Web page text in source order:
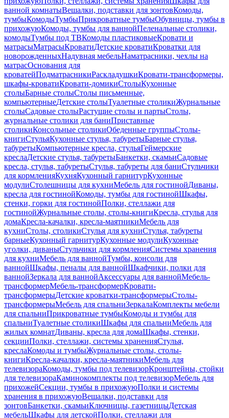
ванной комнатыВешалки, подставки для зонтовКомоды,
тумбыКомодыТумбыПрикроватные тумбыОбувницы, тумбы в
прихожуюКомоды, тумбы для ваннойПеленальные столики,
комодыТумбы под ТВКомоды пластиковыеКровати и
матрасыМатрасыКроватиДетские кроватиКроватки для
новорожденныхНадувная мебельНаматрасники, чехлы на
матрасОснования для
кроватейПодматрасникиРаскладушкиКровати-трансформеры,
шкафы-кроватиКровати-домикиСтолыКухонные
столыБарные столыСтолы письменные,
компьютерныеДетские столыТуалетные столикиЖурнальные
столыСадовые столыРастущие столы и партыСтолы,
журнальные столики для баниПриставные
столикиКонсольные столикиОбеденные группыСтолы-
книгиСтульяКухонные стулья, табуретыБарные стулья,
табуретыКомпьютерные кресла, стульяГеймерские
креслаДетские стулья, табуретыБанкетки, скамьиСадовые
кресла, стулья, табуретыСтулья, табуреты для баниСтульчики
для кормленияКухняКухонный гарнитурКухонные
модулиСтолешницы для кухниМебель для гостинойДиваны,
кресла для гостинойКомоды, тумбы для гостинойШкафы,
стенки, горки для гостинойПолки, стеллажи для
гостинойЖурнальные столы, столы-книгиКресла, стулья для
домаКресла-качалки, кресла-маятникиМебель для
кухниСтолы, столикиСтулья для кухниСтулья, табуреты
барныеКухонный гарнитурКухонные модулиКухонные
уголки, диваныСтульчики для кормленияСистемы хранения
для кухниМебель для ваннойТумбы, консоли для
ваннойШкафы, пеналы для ваннойШкафчики, полки для
ваннойЗеркала для ваннойАксессуары для ваннойМебель-
трансформерМебель-трансформерКровати-
трансформерыДетские кроватки-трансформерыСтолы-
трансформерыМебель для спальниЗеркалаКомплекты мебели
для спальниПрикроватные тумбыКомоды и тумбы для
спальниТуалетные столикиШкафы для спальниМебель для
жилых комнатДиваны, кресла для домаШкафы, стенки,
секцииПолки, стеллажи, системы храненияСтулья,
креслаКомоды и тумбыЖурнальные столы, столы-
книгиКресла-качалки, кресла-маятникиМебель для
телевизораКомоды, тумбы под телевизорКронштейны, стойки
для телевизораКаминокомплекты под телевизорМебель для
прихожейСекции, тумбы в прихожуюПолки и системы
хранения в прихожуюВешалки, подставки для
зонтовБанкетки, скамьиКлючницы, газетницыДетская
мебельШкафы для детскойПолки, стеллажи для